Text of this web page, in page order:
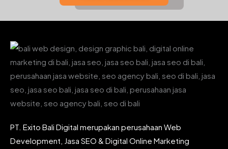
PT. Exito Bali Digital merupakan perusahaan Web
Development, Jasa SEO & Digital Online Marketing